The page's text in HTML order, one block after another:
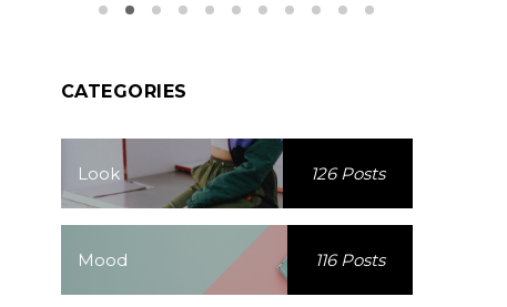
CATEGORIES
Look 126 Posts
Mood 116 Posts